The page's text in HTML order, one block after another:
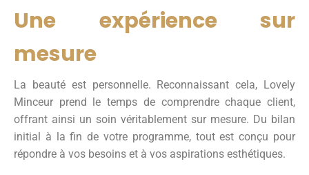
Une expérience sur
mesure
La beauté est personnelle. Reconnaissant cela, Lovely
Minceur prend le temps de comprendre chaque client,
offrant ainsi un soin véritablement sur mesure. Du bilan
initial à la fin de votre programme, tout est conçu pour
répondre à vos besoins et à vos aspirations esthétiques.